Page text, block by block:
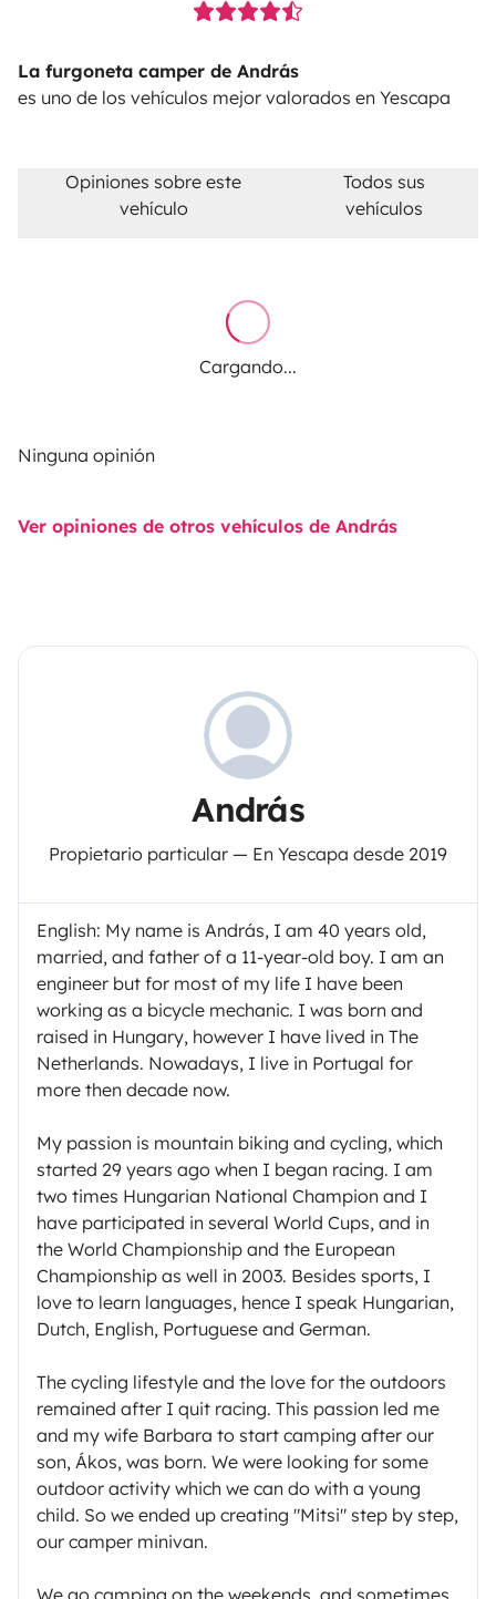
La furgoneta camper de András
es uno de los vehículos mejor valorados en Yescapa
Opiniones sobre este
vehículo
Todos sus
vehículos
Cargando...
Ninguna opinión
Ver opiniones de otros vehículos de András
András
Propietario particular — En Yescapa desde 2019
English: My name is András, I am 40 years old,
married, and father of a 11-year-old boy. I am an
engineer but for most of my life I have been
working as a bicycle mechanic. I was born and
raised in Hungary, however I have lived in The
Netherlands. Nowadays, I live in Portugal for
more then decade now.
My passion is mountain biking and cycling, which
started 29 years ago when I began racing. I am
two times Hungarian National Champion and I
have participated in several World Cups, and in
the World Championship and the European
Championship as well in 2003. Besides sports, I
love to learn languages, hence I speak Hungarian,
Dutch, English, Portuguese and German.
The cycling lifestyle and the love for the outdoors
remained after I quit racing. This passion led me
and my wife Barbara to start camping after our
son, Ákos, was born. We were looking for some
outdoor activity which we can do with a young
child. So we ended up creating "Mitsi" step by step,
our camper minivan.